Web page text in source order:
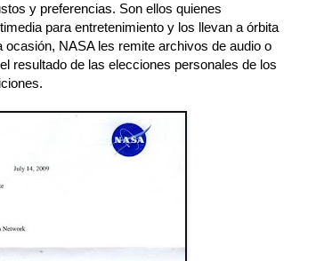
y preferencias. Son ellos quienes
para entretenimiento y los llevan a órbita
NASA les remite archivos de audio o
resultado de las elecciones personales de los